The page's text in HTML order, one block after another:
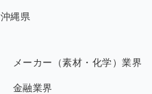
沖縄県
メーカー（素材・化学）業界
金融業界